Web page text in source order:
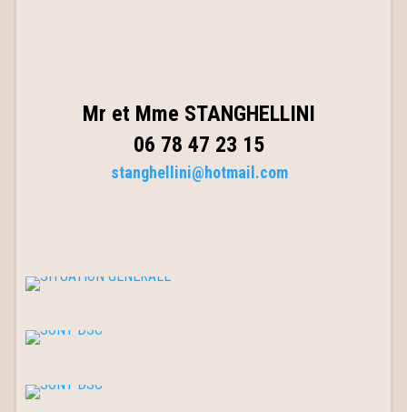
Mr et Mme STANGHELLINI
06 78 47 23 15
stanghellini@hotmail.com